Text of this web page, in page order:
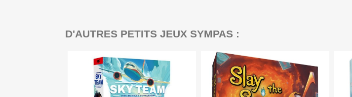
D'AUTRES PETITS JEUX SYMPAS :